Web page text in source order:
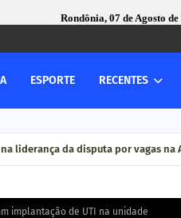
Rondônia, 07 de Agosto de
ESPORTE RECENTES
liderança da disputa por vagas
implantação de UTI na unidade